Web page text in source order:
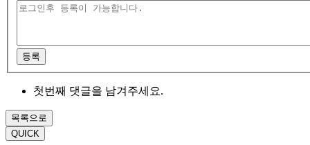
등록
첫번째 댓글을 남겨주세요.
목록으로
QUICK